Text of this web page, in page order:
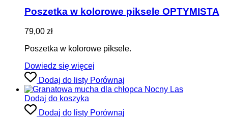
Poszetka w kolorowe piksele OPTYMISTA
79,00 zł
Poszetka w kolorowe piksele.
Dowiedz się więcej
Dodaj do listy Porównaj
Dodaj do koszyka
Dodaj do listy Porównaj